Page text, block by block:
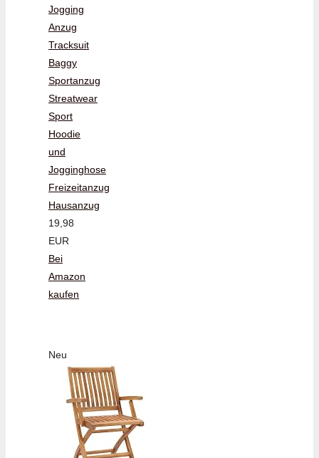
Jogging
Anzug
Tracksuit
Baggy
Sportanzug
Streatwear
Sport
Hoodie
und
Jogginghose
Freizeitanzug
Hausanzug
19,98
EUR
Bei
Amazon
kaufen
Neu